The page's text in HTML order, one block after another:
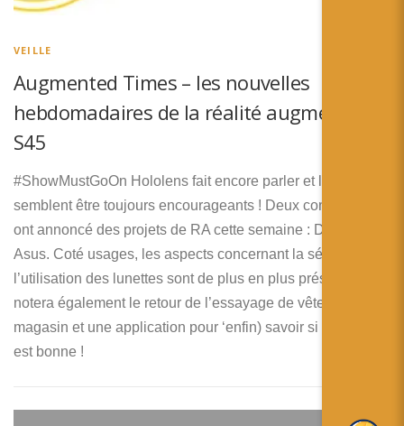
Español
VEILLE
Augmented Times – les nouvelles
hebdomadaires de la réalité augmentée –
S45
#ShowMustGoOn Hololens fait encore parler et les tests
semblent être toujours encourageants ! Deux constructeurs
ont annoncé des projets de RA cette semaine : Dell et
Asus. Coté usages, les aspects concernant la sécurité de
l’utilisation des lunettes sont de plus en plus présents. On
notera également le retour de l’essayage de vêtements en
magasin et une application pour ‘enfin) savoir si votre bière
est bonne !